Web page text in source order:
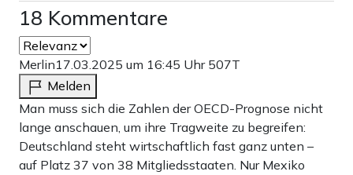
18 Kommentare
Merlin17.03.2025 um 16:45 Uhr 507T
Melden
Man muss sich die Zahlen der OECD-Prognose nicht
lange anschauen, um ihre Tragweite zu begreifen:
Deutschland steht wirtschaftlich fast ganz unten –
auf Platz 37 von 38 Mitgliedsstaaten. Nur Mexiko